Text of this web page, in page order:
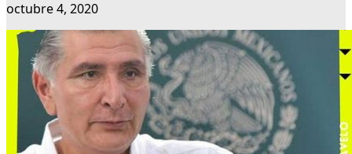
octubre 4, 2020